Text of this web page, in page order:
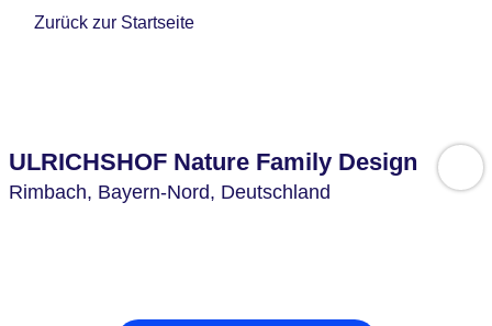
Zurück zur Startseite
ULRICHSHOF Nature Family Design
Rimbach, Bayern-Nord, Deutschland